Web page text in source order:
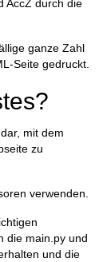
AccZ durch die
ganze Zahl
Seite gedruckt.
mit dem
zu
verwenden.
die main.py und
und die